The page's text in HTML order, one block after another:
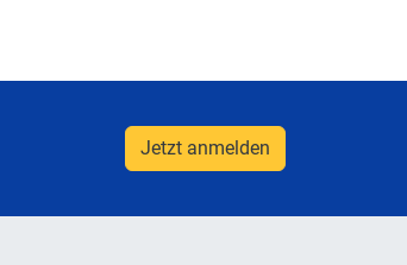
Jetzt anmelden